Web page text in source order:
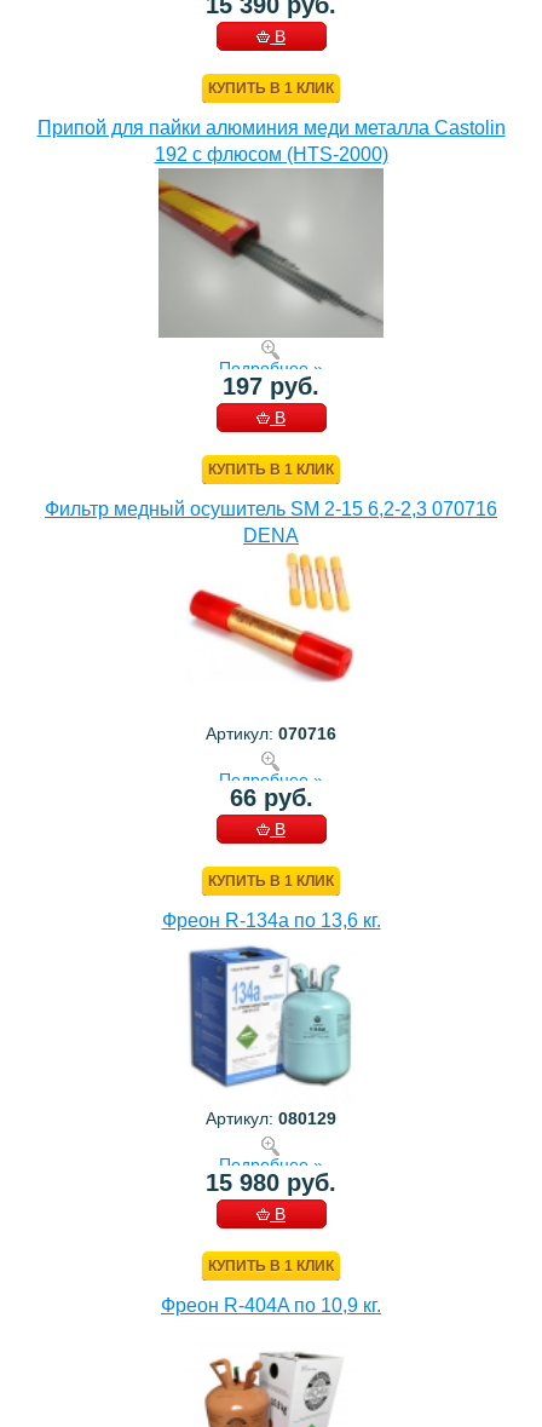
В
КУПИТЬ В 1 КЛИК
Припой для пайки алюминия меди металла Castolin
192 с флюсом (HTS-2000)
Подробнее »
197 руб.
В
КУПИТЬ В 1 КЛИК
Фильтр медный осушитель SM 2-15 6,2-2,3 070716
DENA
Артикул: 070716
Подробнее »
66 руб.
В
КУПИТЬ В 1 КЛИК
Фреон R-134a по 13,6 кг.
Артикул: 080129
Подробнее »
15 980 руб.
В
КУПИТЬ В 1 КЛИК
Фреон R-404A по 10,9 кг.